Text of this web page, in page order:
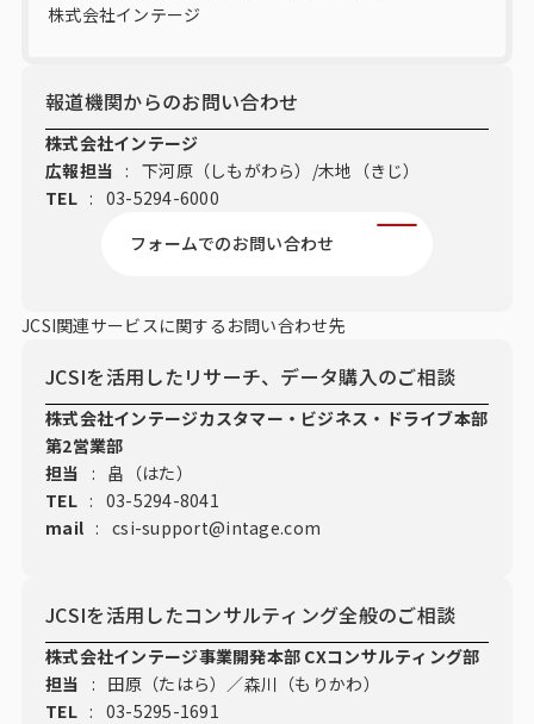
株式会社インテージ
報道機関からのお問い合わせ
株式会社インテージ
広報担当 : 下河原（しもがわら）/木地（きじ）
TEL : 03-5294-6000
フォームでのお問い合わせ
JCSI関連サービスに関するお問い合わせ先
JCSIを活用したリサーチ、データ購入のご相談
株式会社インテージカスタマー・ビジネス・ドライブ本部
第2営業部
担当
: 畠（はた）
TEL : 03-5294-8041
mail : csi-support@intage.com
JCSIを活用したコンサルティング全般のご相談
株式会社インテージ事業開発本部 CXコンサルティング部
担当
: 田原（たはら）／森川（もりかわ）
TEL : 03-5295-1691